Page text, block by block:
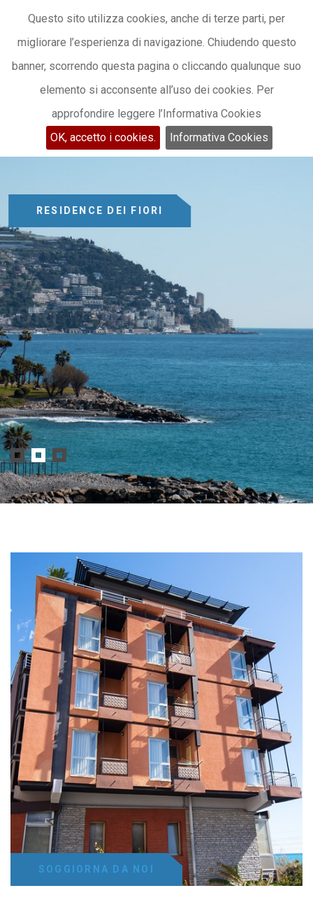
Questo sito utilizza cookies, anche di terze parti, per
migliorare l’esperienza di navigazione. Chiudendo questo
banner, scorrendo questa pagina o cliccando qualunque suo
elemento si acconsente all’uso dei cookies. Per
approfondire leggere l’Informativa Cookies
OK, accetto i cookies.
Informativa Cookies
CHIAMACI: +39 0184 262287/8 PRENOTA
RESIDENCE DEI FIORI
NELLA
RIVIERA
DEI FIORI
SOGGIORNA DA NOI